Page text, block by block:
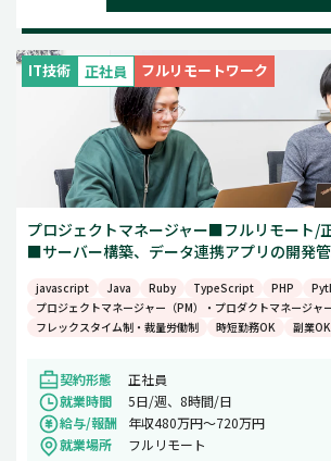
IT技術 正社員 フルリモートワーク
プロジェクトマネージャー■フルリモート/
■サーバー構築、データ連携アプリの開発
javascript Java Ruby TypeScript PHP
プロジェクトマネージャー（PM）・プロダクトマネージャ
フレックスタイム制・裁量労働制
時短勤務OK 副業OK
契約形態
正社員
就業時間
5日/週、8時間/日
給与/報酬
年収480万円〜720万円
就業場所
フルリモート